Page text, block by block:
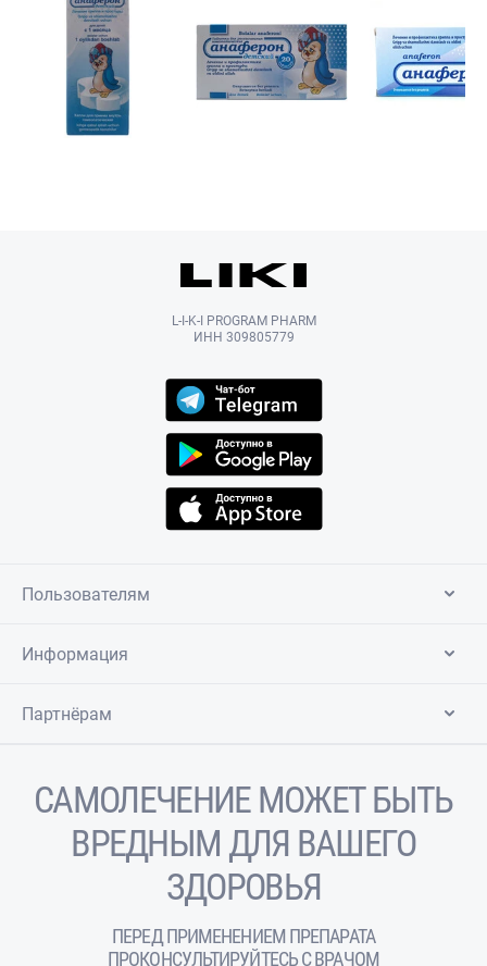
L-I-K-I PROGRAM PHARM
ИНН 309805779
Пользователям
Информация
Партнёрам
САМОЛЕЧЕНИЕ МОЖЕТ БЫТЬ
ВРЕДНЫМ ДЛЯ ВАШЕГО
ЗДОРОВЬЯ
ПЕРЕД ПРИМЕНЕНИЕМ ПРЕПАРАТА
ПРОКОНСУЛЬТИРУЙТЕСЬ С ВРАЧОМ